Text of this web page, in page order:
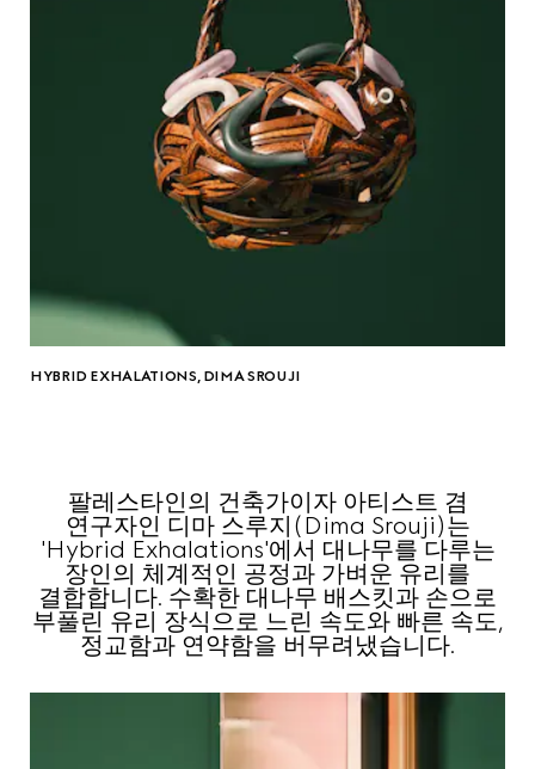
HYBRID EXHALATIONS, DIMA SROUJI
팔레스타인의 건축가이자 아티스트 겸
연구자인 디마 스루지(Dima Srouji)는
'Hybrid Exhalations'에서 대나무를 다루는
장인의 체계적인 공정과 가벼운 유리를
결합합니다. 수확한 대나무 배스킷과 손으로
부풀린 유리 장식으로 느린 속도와 빠른 속도,
정교함과 연약함을 버무려냈습니다.